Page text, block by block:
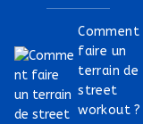
Comment
faire un
terrain de
street
workout ?